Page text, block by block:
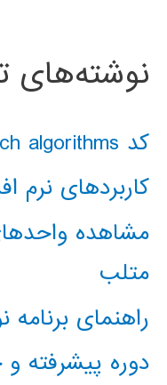
نوشته‌های
کد classical AI search algorithms
کاربردهای نرم
مشاهده
متلب
راهنمای
دوره پیشرفته